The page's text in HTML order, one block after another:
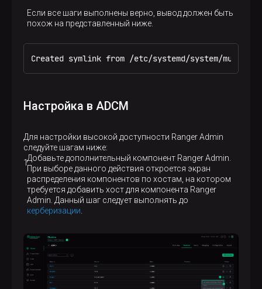
Если все шаги выполнены верно, вывод должен быть
похож на представленный ниже.
Created symlink from /etc/systemd/system/
Настройка в ADCM
Для настройки высокой доступности Ranger Admin
следуйте шагам ниже:
Добавьте дополнительный компонент Ranger Admin.
При выборе данного действия откроется экран
распределения компонентов по хостам, на котором
требуется добавить хост для компонента Ranger
Admin. Данный шаг следует выполнять до
керберизации